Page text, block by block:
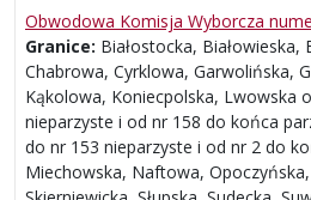
Obwodowa Komisja Wyborcza
Granice: Białostocka, Białowieska,
Chabrowa, Cyrklowa, Garwolińska,
Kąkolowa, Koniecpolska, Lwowska
nieparzyste i od nr 158 do końca
do nr 153 nieparzyste i od nr 2 do
Miechowska, Naftowa,